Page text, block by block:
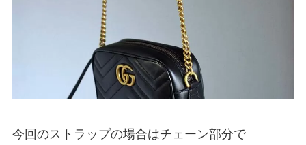
今回のストラップの場合はチェーン部分で